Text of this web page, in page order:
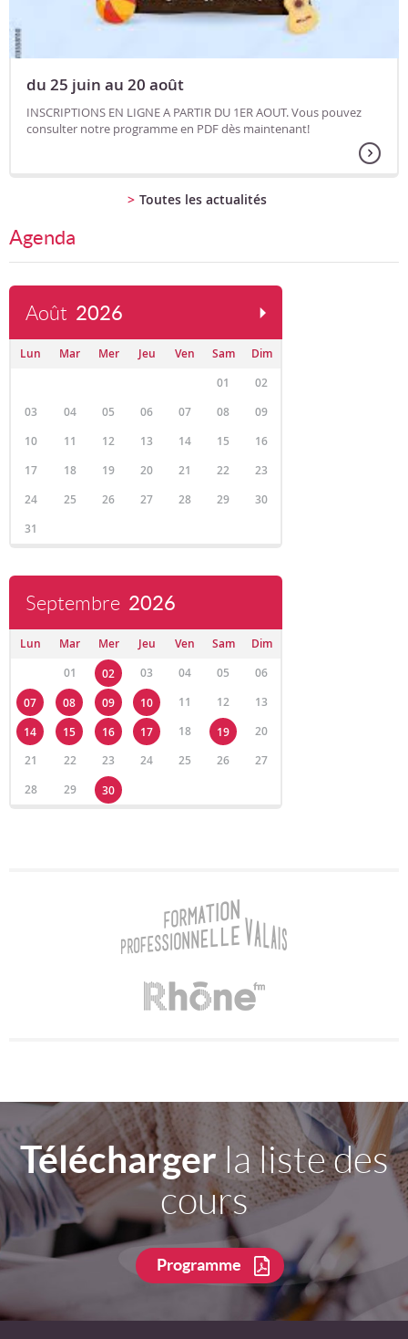
du 25 juin au 20 août
INSCRIPTIONS EN LIGNE A PARTIR DU 1ER AOUT. Vous pouvez
consulter notre programme en PDF dès maintenant!
Toutes les actualités
Agenda
Août 2026
Lun Mar Mer Jeu Ven Sam
Dim
01
02
03
04 05 06 07 08
09
10
11 12 13 14 15
16
17
18 19 20 21 22
23
24
25 26 27 28 29
30
31
Septembre 2026
Lun Mar Mer Jeu Ven Sam
Dim
01
02 03 04 05
06
07
08 09 10 11 12
13
14
15 16 17 18 19
20
21
22 23 24 25 26
27
28
29 30
Téléchargerla liste des
cours
Programme